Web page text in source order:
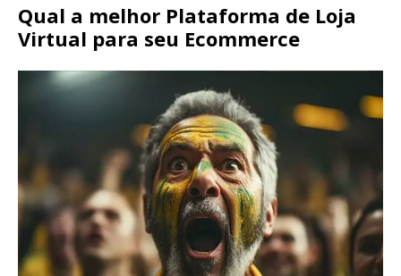
Qual a melhor Plataforma de Loja
Virtual para seu Ecommerce